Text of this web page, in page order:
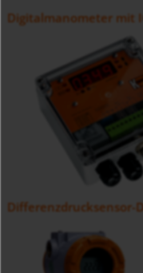
Digitalmanometer mit
Differenzdrucksensor-